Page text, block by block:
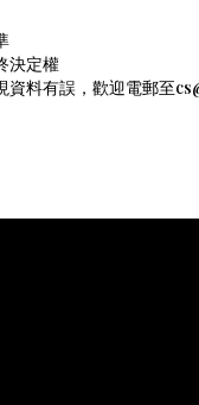
決定權
資料有誤，歡迎電郵至